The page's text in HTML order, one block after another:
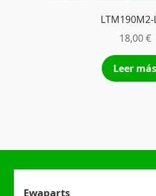
LTM190M2-
18,00€
Leer más
Ewaparts